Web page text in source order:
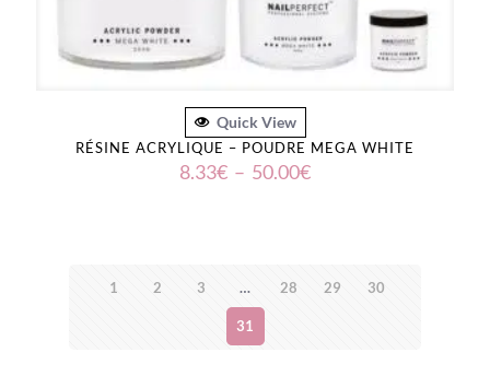
Quick View
RÉSINE ACRYLIQUE – POUDRE MEGA WHITE
8.33€ – 50.00€Plage
1 2 3 … 28 29 30
31